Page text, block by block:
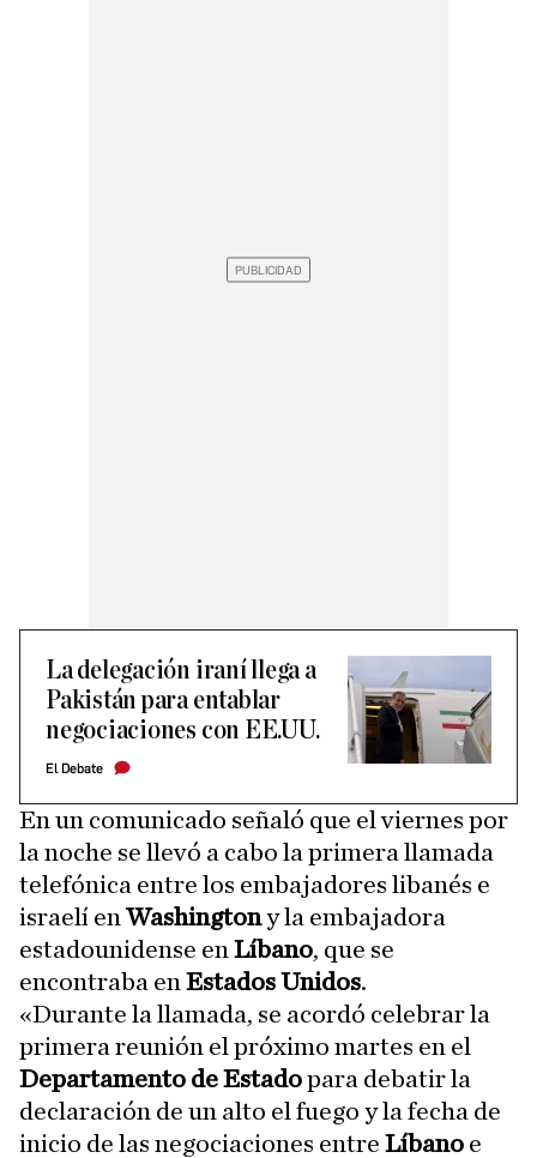
La delegación iraní llega a
Pakistán para entablar
negociaciones con EE.UU.
El Debate
En un comunicado señaló que el viernes por
la noche se llevó a cabo la primera llamada
telefónica entre los embajadores libanés e
israelí en Washingtony la embajadora
estadounidense en Líbano, que se
encontraba en Estados Unidos.
«Durante la llamada, se acordó celebrar la
primera reunión el próximo martes en el
Departamento de Estadopara debatir la
declaración de un alto el fuego y la fecha de
inicio de las negociaciones entre Líbano e